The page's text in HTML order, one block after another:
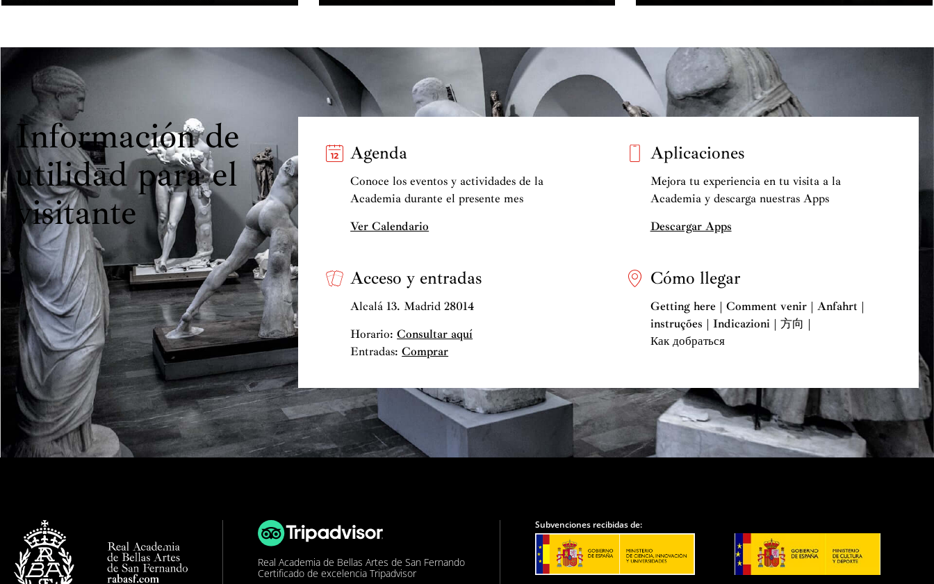
Información de
utilidad para el
visitante
Agenda
Conoce los eventos y actividades de la
Academia durante el presente mes
Ver Calendario
Aplicaciones
Mejora tu experiencia en tu visita a la
Academia y descarga nuestras Apps
Descargar Apps
Acceso y entradas
Alcalá 13. Madrid 28014
Horario:Consultar aquí
Entradas:Comprar
Cómo llegar
Getting here | Comment venir | Anfahrt |
instruções | Indicazioni | 方向 |
Как добраться
Real Academia de Bellas Artes de San Fernando
Certificado de excelencia Tripadvisor
Subvenciones recibidas de: